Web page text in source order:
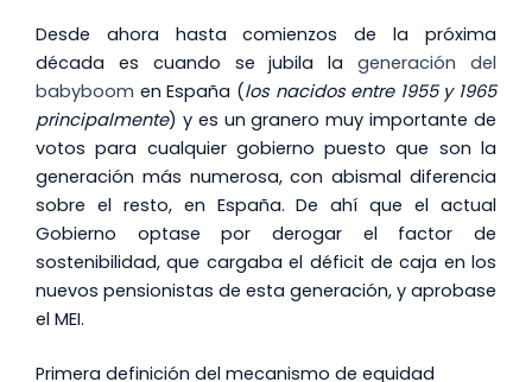
Desde ahora hasta comienzos de la próxima
década es cuando se jubila lageneración del
babyboom en España (los nacidos entre 1955 y 1965
principalmente) y es un granero muy importante de
votos para cualquier gobierno puesto que son la
generación más numerosa, con abismal diferencia
sobre el resto, en España. De ahí que el actual
Gobierno optase por derogar el factor de
sostenibilidad, que cargaba el déficit de caja en los
nuevos pensionistas de esta generación, y aprobase
el MEI.
Primera definición del mecanismo de equidad